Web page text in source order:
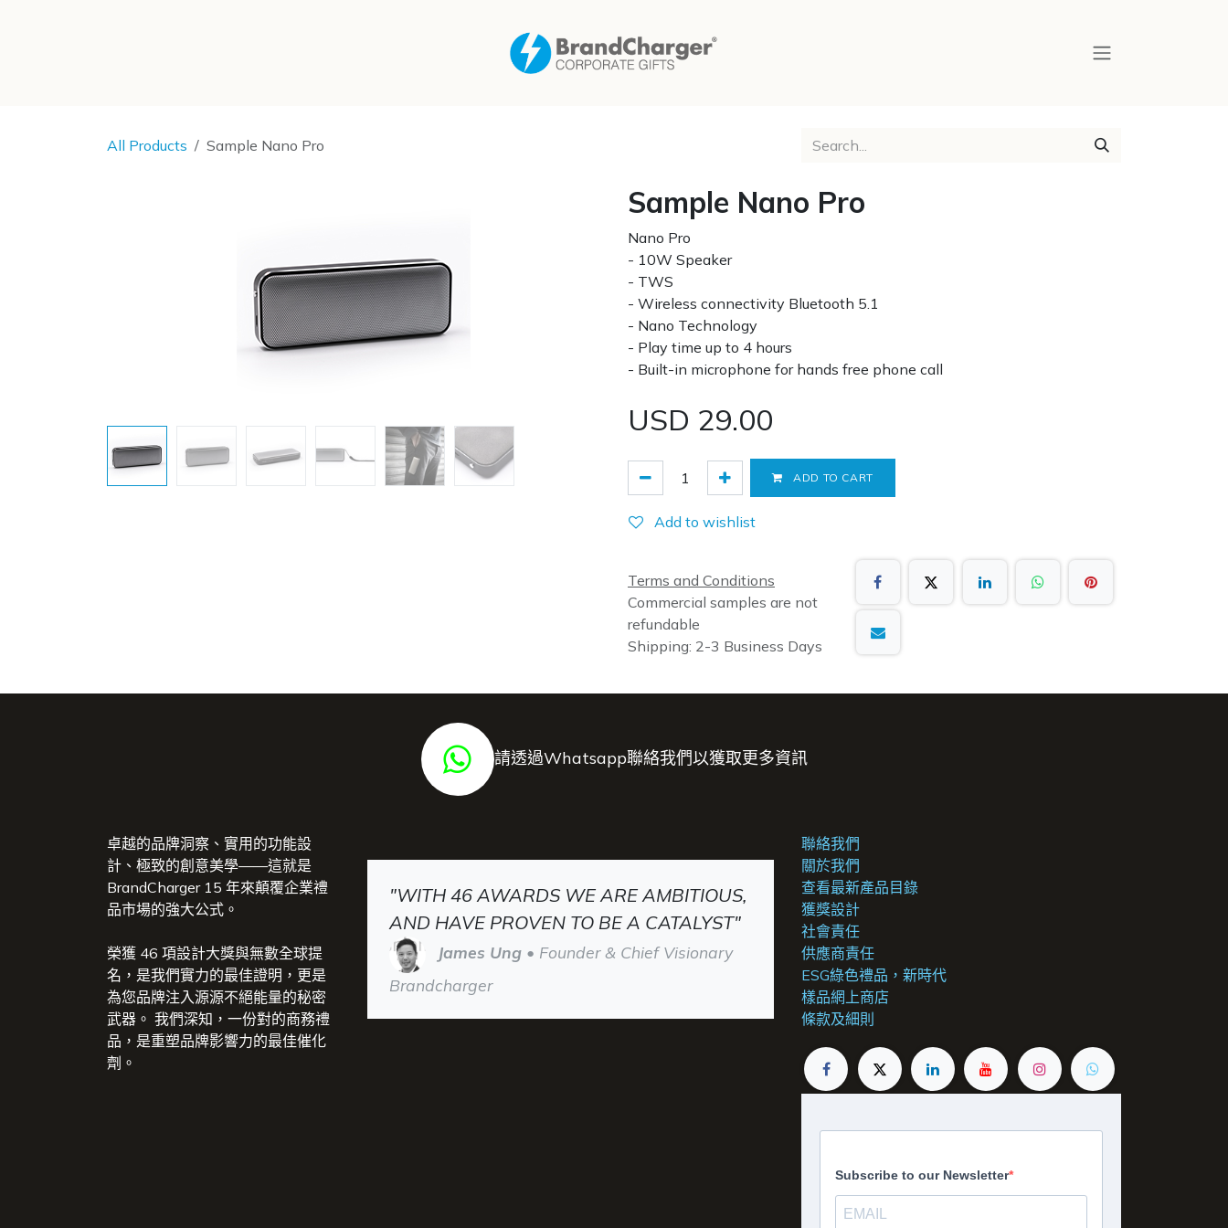
All Products Sample Nano Pro
Sample Nano Pro
Nano Pro
- 10W Speaker
- TWS
- Wireless connectivity Bluetooth 5.1
- Nano Technology
- Play time up to 4 hours
- Built-in microphone for hands free phone call
USD 29.00
ADD TO CART
Add to wishlist
Terms and Conditions
Commercial samples are not
refundable
Shipping: 2-3 Business Days
請透過Whatsapp聯絡我們以獲取更多資訊
卓越的品牌洞察、實用的功能設
計、極致的創意美學——這就是
BrandCharger 15 年來顛覆企業禮
品市場的強大公式。
榮獲 46 項設計大獎與無數全球提
名，是我們實力的最佳證明，更是
為您品牌注入源源不絕能量的秘密
武器。 我們深知，一份對的商務禮
品，是重塑品牌影響力的最佳催化
劑。​
"WITH 46 AWARDS WE ARE AMBITIOUS,
AND HAVE PROVEN TO BE A CATALYST"
James Ung • Founder & Chief Visionary
Brandcharger
聯絡我們
關於我們
查看最新產品目錄
獲獎設計
社會責任
供應商責任
ESG綠色禮品，新時代
樣品網上商店
條款及細則